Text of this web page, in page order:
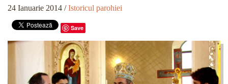
Preotul paroh
Program liturgic
Despre noi
24 Ianuarie 2014 /Istoricul parohiei
Save